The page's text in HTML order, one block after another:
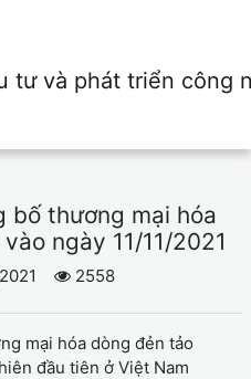
bố thương mại hóa
ngày 11/11/2021
2558
mại hóa dòng đẻn tảo
đầu tiên ở Việt Nam